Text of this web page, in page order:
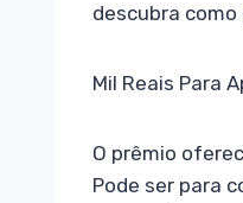
descubra
Mil Reais Para
O prêmio
Pode ser para